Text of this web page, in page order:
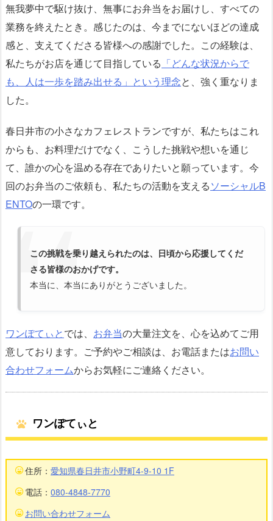
無我夢中で駆け抜け、無事にお弁当をお届けし、すべての
業務を終えたとき。感じたのは、今までにないほどの達成
感と、支えてくださる皆様への感謝でした。この経験は、
私たちがお店を通じて目指している 「どんな状況からで
も、人は一歩を踏み出せる」という理念と、強く重なりま
した。
春日井市の小さなカフェレストランですが、私たちはこれ
からも、お料理だけでなく、こうした挑戦や想いを通じ
て、誰かの心を温める存在でありたいと願っています。今
回のお弁当のご依頼も、私たちの活動を支えるソーシャルB
ENTOの一環です。
この挑戦を乗り越えられたのは、日頃から応援してくだ
さる皆様のおかげです。
本当に、本当にありがとうございました。
ワンぽてぃとでは、 お弁当の大量注文を、心を込めてご用
意しております。ご予約やご相談は、お電話またはお問い
合わせフォームからお気軽にご連絡ください。
ワンぽてぃと
住所： 愛知県春日井市小野町4-9-10 1F
電話： 080-4848-7770
お問い合わせフォーム